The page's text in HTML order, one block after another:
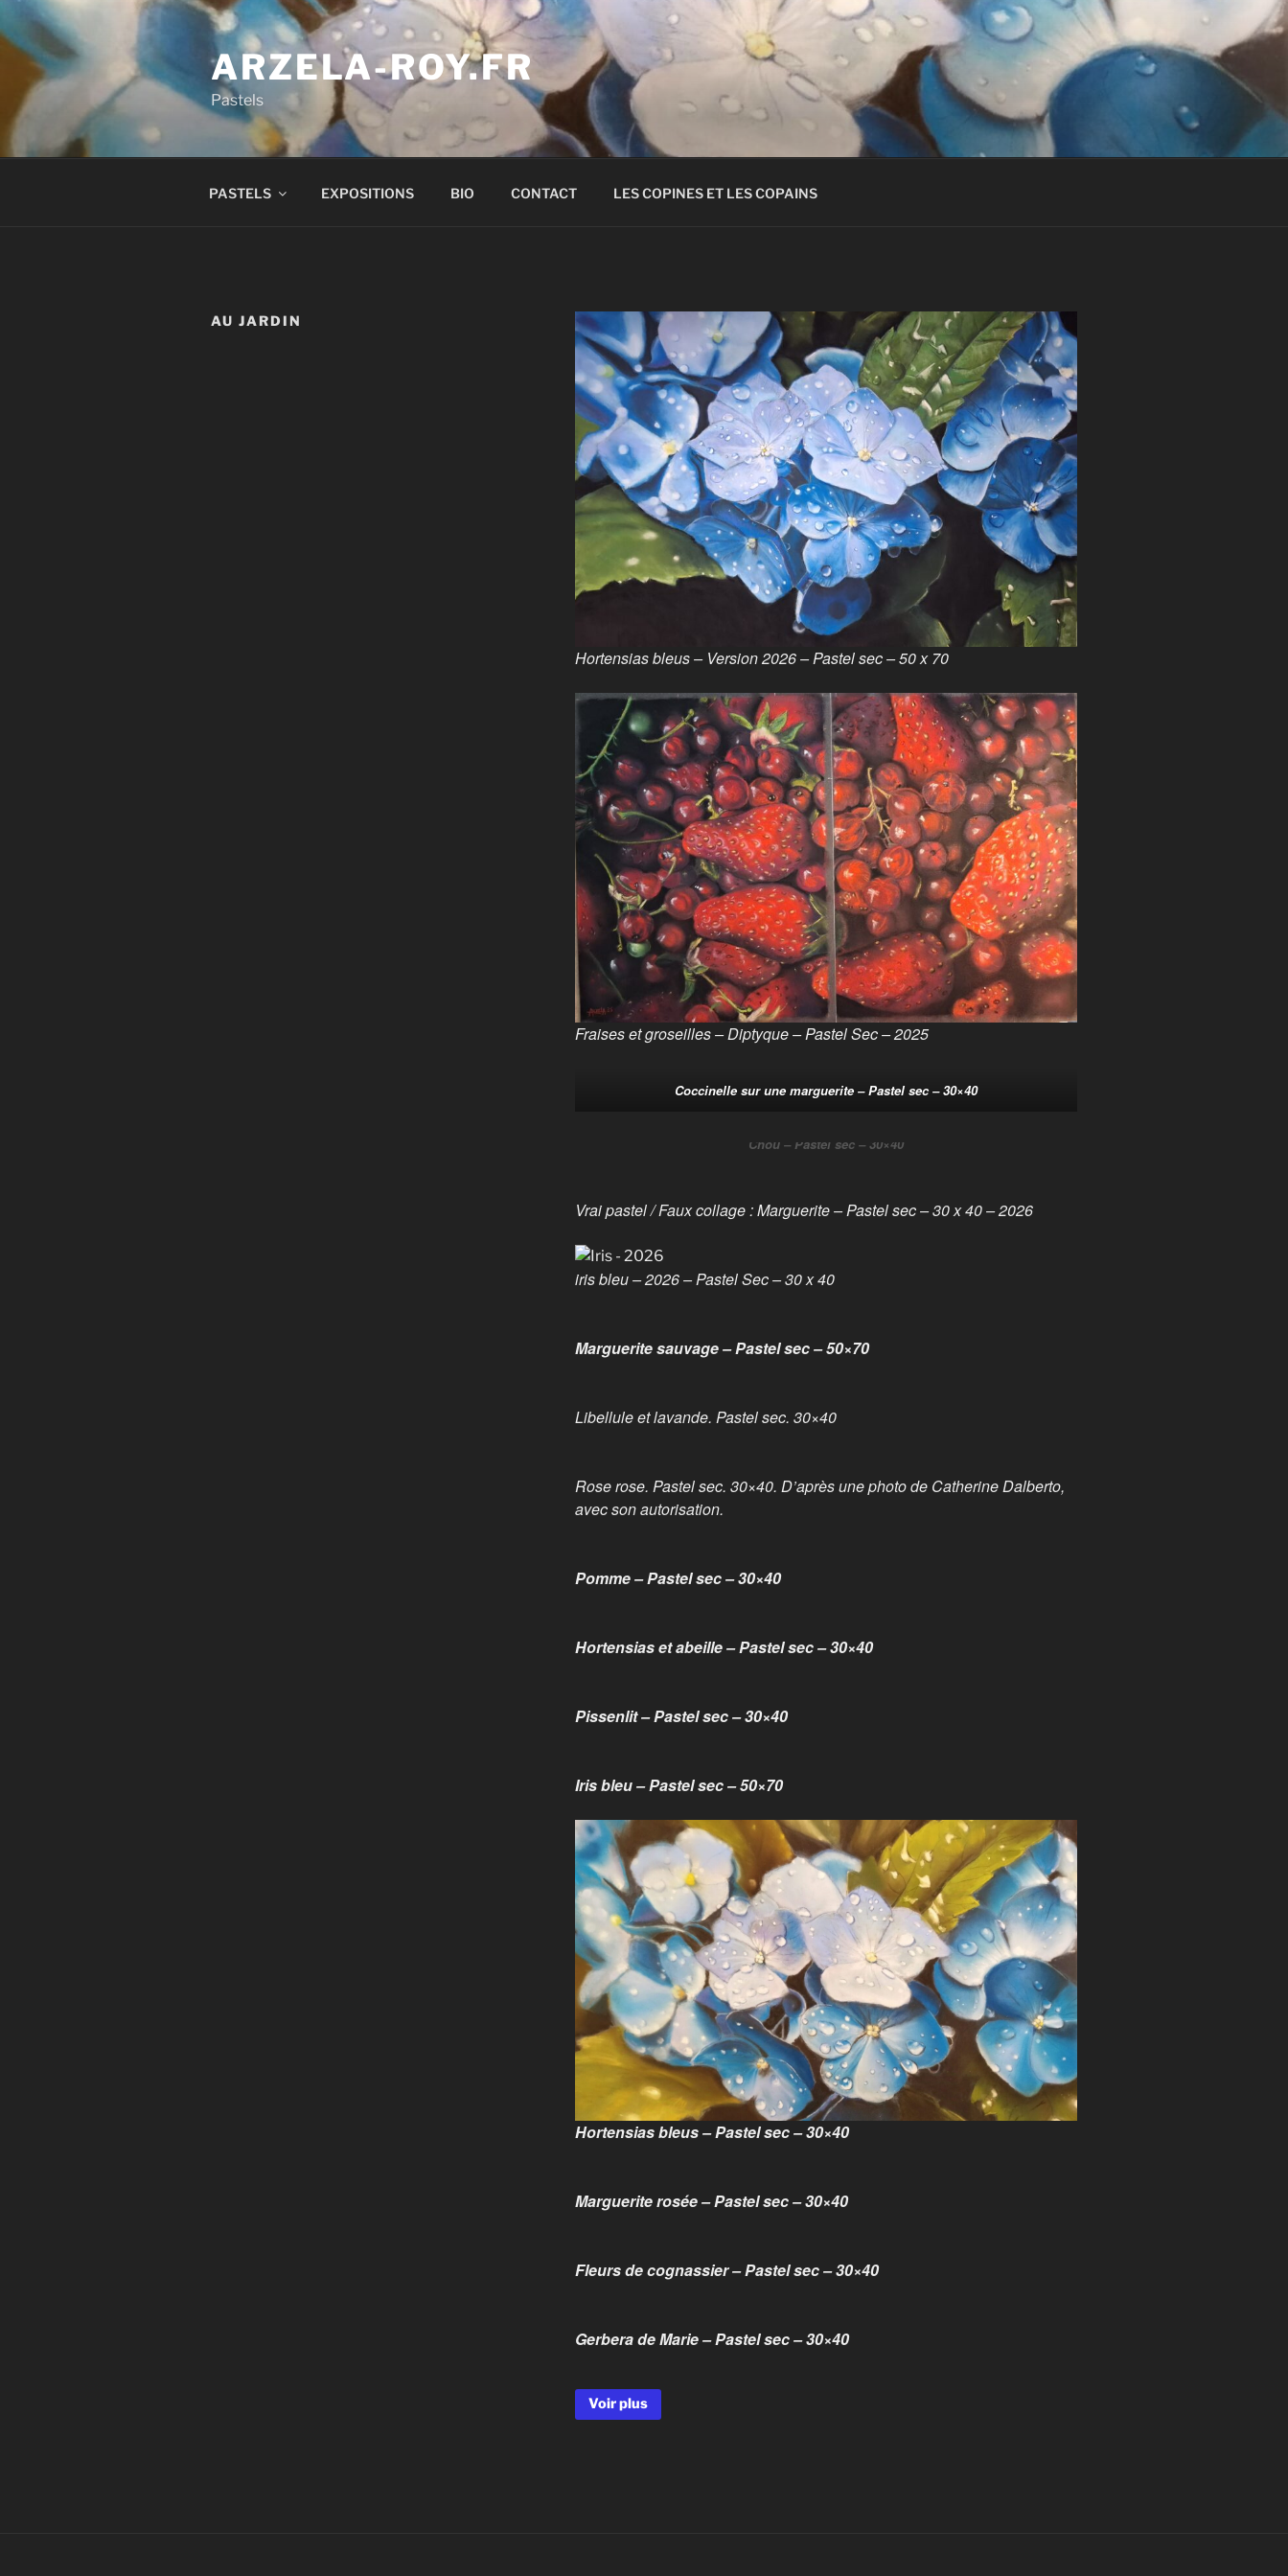
Aller
au
contenu
principal
ARZELA-ROY.FR
Pastels
PASTELS EXPOSITIONS BIO CONTACT LES COPINES ET LES COPAINS
AU JARDIN
Hortensias bleus – Version 2026 – Pastel sec – 50 x 70
Fraises et groseilles – Diptyque – Pastel Sec – 2025
Coccinelle sur une marguerite – Pastel sec – 30×40
Chou – Pastel sec – 30×40
Vrai pastel / Faux collage : Marguerite – Pastel sec – 30 x 40 – 2026
iris bleu – 2026 – Pastel Sec – 30 x 40
Marguerite sauvage – Pastel sec – 50×70
Libellule et lavande. Pastel sec. 30×40
Rose rose. Pastel sec. 30×40. D’après une photo de Catherine Dalberto,
avec son autorisation.
Pomme – Pastel sec – 30×40
Hortensias et abeille – Pastel sec – 30×40
Pissenlit – Pastel sec – 30×40
Iris bleu – Pastel sec – 50×70
Hortensias bleus – Pastel sec – 30×40
Marguerite rosée – Pastel sec – 30×40
Fleurs de cognassier – Pastel sec – 30×40
Gerbera de Marie – Pastel sec – 30×40
Voir plus